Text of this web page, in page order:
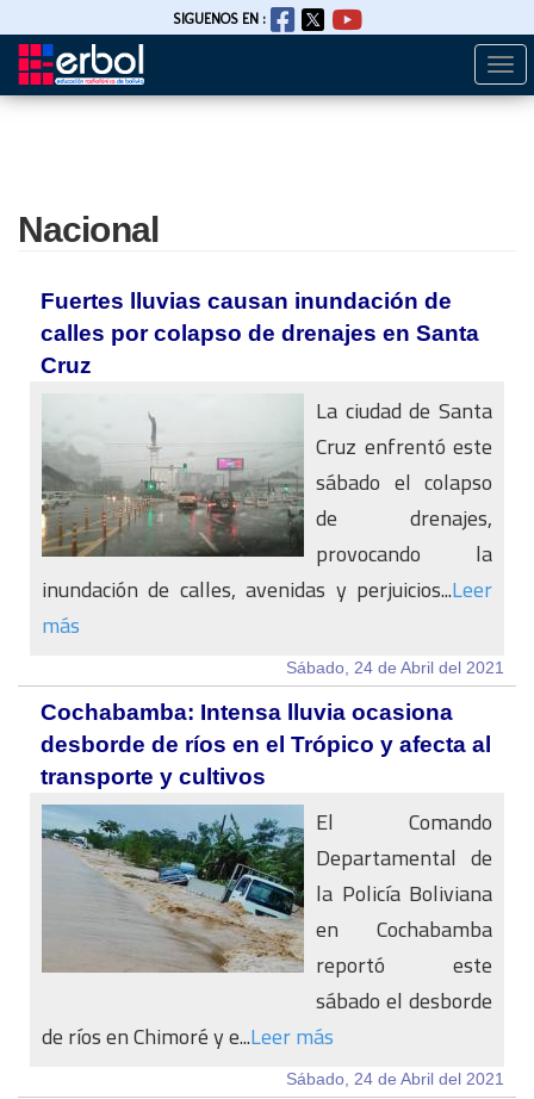
Pasar
SIGUENOS EN :
Nacional
Fuertes lluvias causan inundación de
calles por colapso de drenajes en Santa
Cruz
La ciudad de Santa
Cruz enfrentó este
sábado el colapso
de drenajes,
provocando la
inundación de calles, avenidas y perjuicios...Leer
más
Sábado, 24 de Abril del 2021
Cochabamba: Intensa lluvia ocasiona
desborde de ríos en el Trópico y afecta al
transporte y cultivos
El Comando
Departamental de
la Policía Boliviana
en Cochabamba
reportó este
sábado el desborde
de ríos en Chimoré y e...Leer más
Sábado, 24 de Abril del 2021